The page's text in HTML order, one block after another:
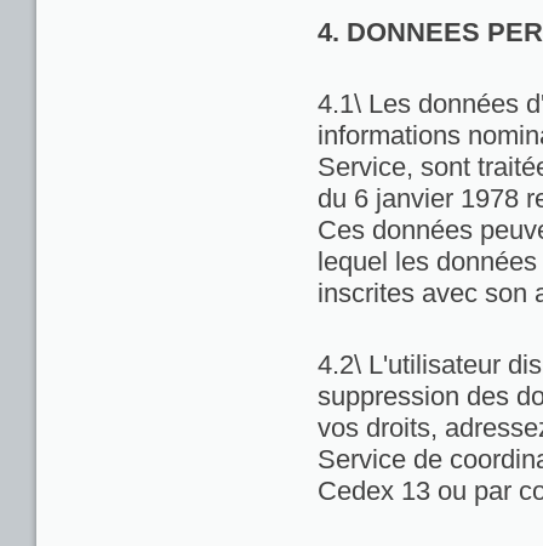
4. DONNEES
4.1\ Les données
informations
Service, sont
du 6 janvier 1978
Ces données
lequel les
inscrites avec son
4.2\ L'utilisateur
suppression des
vos droits,
Service de
Cedex 13 ou par